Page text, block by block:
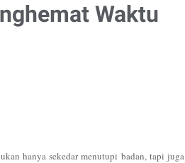
Waktu
hanya sekedar menutupi badan, tapi juga